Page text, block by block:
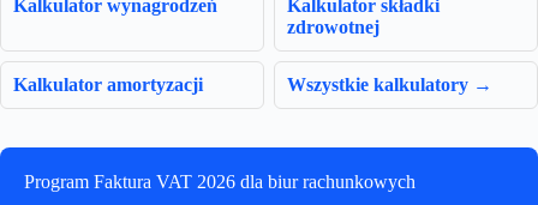
Kalkulator wynagrodzeń
Kalkulator składki
zdrowotnej
Kalkulator amortyzacji Wszystkie kalkulatory →
Program Faktura VAT 2026 dla biur rachunkowych